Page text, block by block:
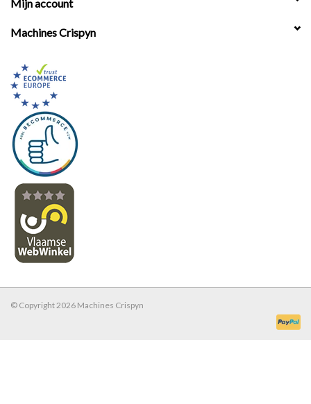
Mijn account
Machines Crispyn
© Copyright 2026 Machines Crispyn